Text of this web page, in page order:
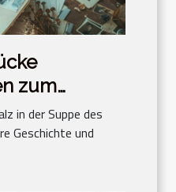
zum
in der Suppe des
Geschichte und